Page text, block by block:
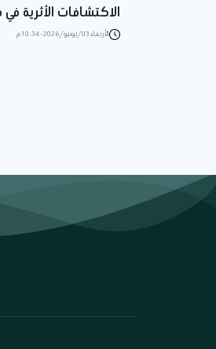
الاكتشافات الأثرية
الأربعاء 03/يونيو/2026 - 10:34 م